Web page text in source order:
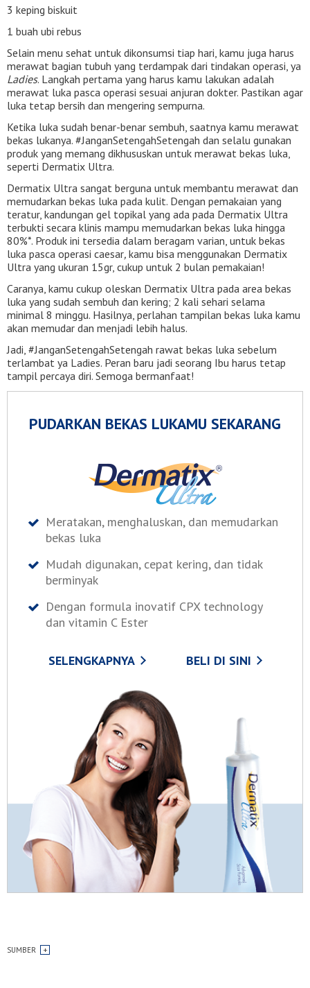
3 keping biskuit
1 buah ubi rebus
Selain menu sehat untuk dikonsumsi tiap hari, kamu juga harus
merawat bagian tubuh yang terdampak dari tindakan operasi, ya
Ladies. Langkah pertama yang harus kamu lakukan adalah
merawat luka pasca operasi sesuai anjuran dokter. Pastikan agar
luka tetap bersih dan mengering sempurna.
Ketika luka sudah benar-benar sembuh, saatnya kamu merawat
bekas lukanya. #JanganSetengahSetengah dan selalu gunakan
produk yang memang dikhususkan untuk merawat bekas luka,
seperti Dermatix Ultra.
Dermatix Ultra sangat berguna untuk membantu merawat dan
memudarkan bekas luka pada kulit. Dengan pemakaian yang
teratur, kandungan gel topikal yang ada pada Dermatix Ultra
terbukti secara klinis mampu memudarkan bekas luka hingga
80%*. Produk ini tersedia dalam beragam varian, untuk bekas
luka pasca operasi caesar, kamu bisa menggunakan Dermatix
Ultra yang ukuran 15gr, cukup untuk 2 bulan pemakaian!
Caranya, kamu cukup oleskan Dermatix Ultra pada area bekas
luka yang sudah sembuh dan kering; 2 kali sehari selama
minimal 8 minggu. Hasilnya, perlahan tampilan bekas luka kamu
akan memudar dan menjadi lebih halus.
Jadi, #JanganSetengahSetengah rawat bekas luka sebelum
terlambat ya Ladies. Peran baru jadi seorang Ibu harus tetap
tampil percaya diri. Semoga bermanfaat!
PUDARKAN BEKAS LUKAMU SEKARANG
Meratakan, menghaluskan, dan memudarkan
bekas luka
Mudah digunakan, cepat kering, dan tidak
berminyak
Dengan formula inovatif CPX technology
dan vitamin C Ester
SELENGKAPNYA BELI DI SINI
SUMBER